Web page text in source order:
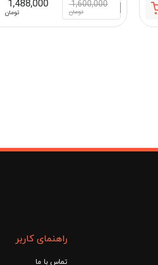
1,600,000
تومان
1,488,000
تومان
راهنمای کاربر
تماس با ما